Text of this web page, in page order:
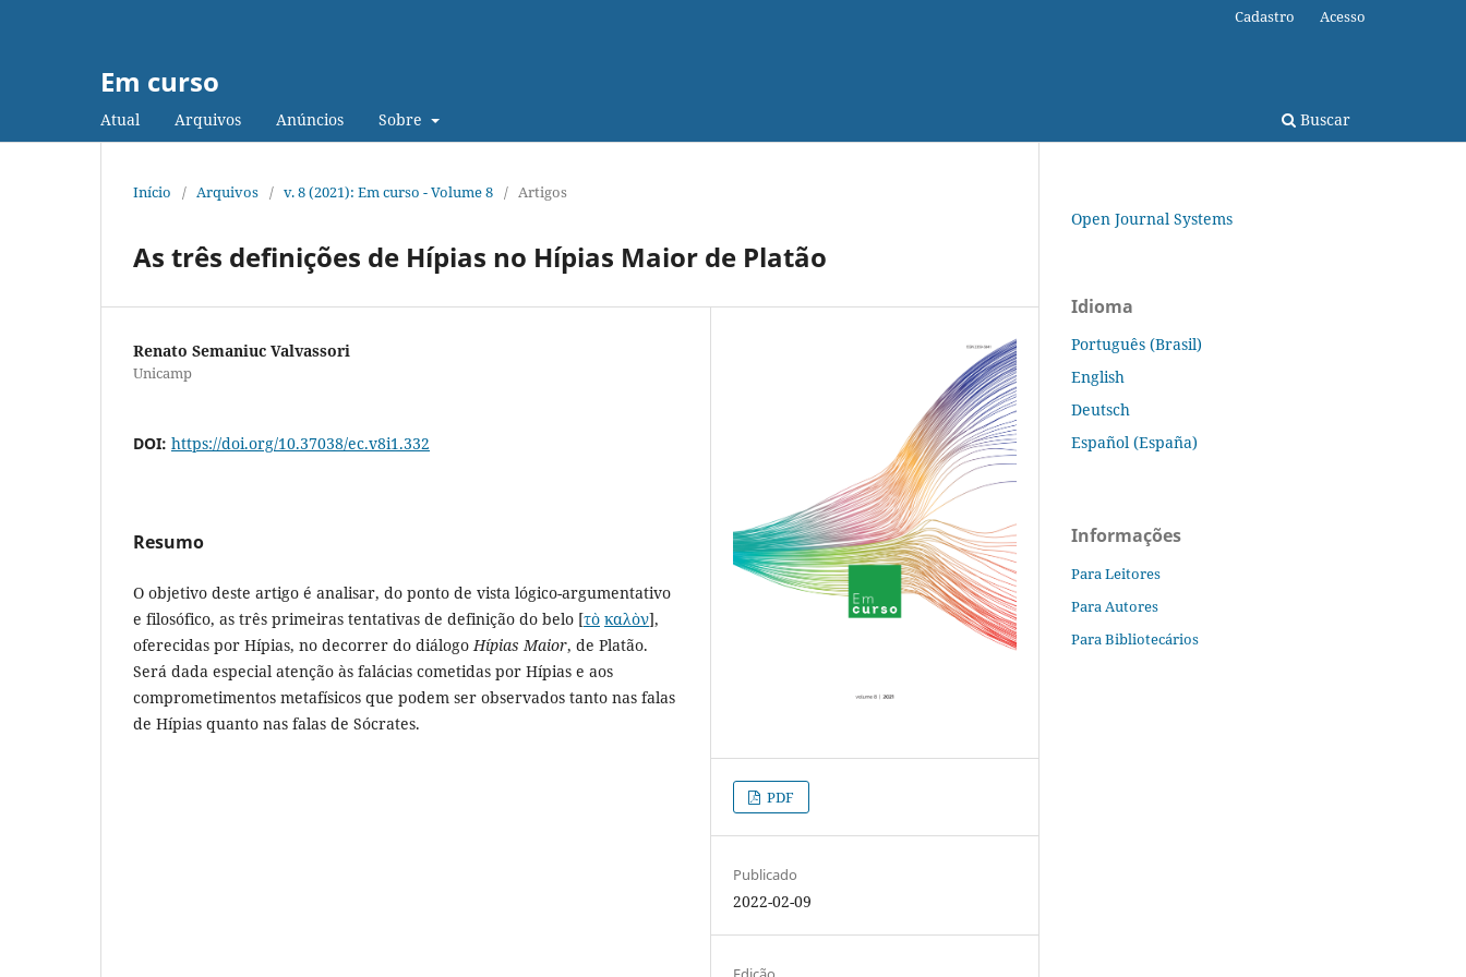
Em curso
Atual Arquivos Anúncios Sobre Buscar
Cadastro Acesso
Início / Arquivos / v. 8 (2021): Em curso - Volume 8 / Artigos
As três definições de Hípias no Hípias Maior de Platão
Renato Semaniuc Valvassori
Unicamp
DOI: https://doi.org/10.37038/ec.v8i1.332
Resumo
O objetivo deste artigo é analisar, do ponto de vista lógico-argumentativo
e filosófico, as três primeiras tentativas de definição do belo [τὸ καλὸν],
oferecidas por Hípias, no decorrer do diálogoHípias Maior, de Platão.
Será dada especial atenção às falácias cometidas por Hípias e aos
comprometimentos metafísicos que podem ser observados tanto nas falas
de Hípias quanto nas falas de Sócrates.
PDF
Publicado
2022-02-09
Open Journal Systems
Idioma
Português (Brasil)
English
Deutsch
Español (España)
Informações
Para Leitores
Para Autores
Para Bibliotecários